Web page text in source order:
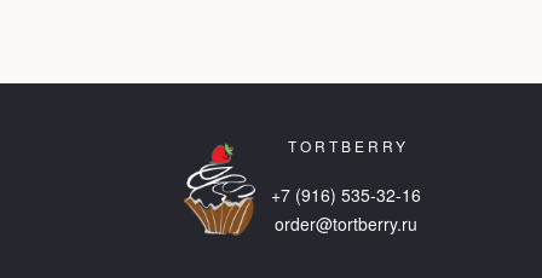
TORTBERRY
+7 (916) 535-32-16
order@tortberry.ru